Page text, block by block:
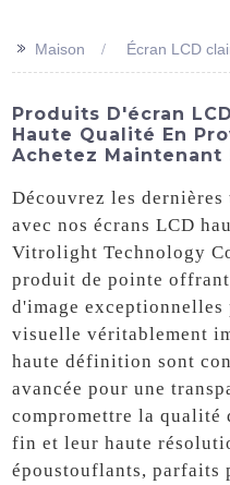
>> Maison Écran LCD
Produits D'écran
Haute Qualité En
Achetez Maintenant
Découvrez les
avec nos écrans LCD
Vitrolight Technology
produit de pointe
d'image exceptionnelles
visuelle véritablement
haute définition sont
avancée pour une
compromettre la qualité
fin et leur haute
époustouflants, parfaits